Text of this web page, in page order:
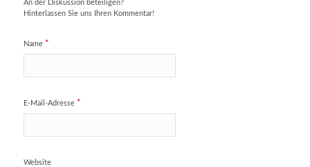
An der Diskussion beteiligen?
Hinterlassen Sie uns Ihren Kommentar!
Name *
E-Mail-Adresse *
Website